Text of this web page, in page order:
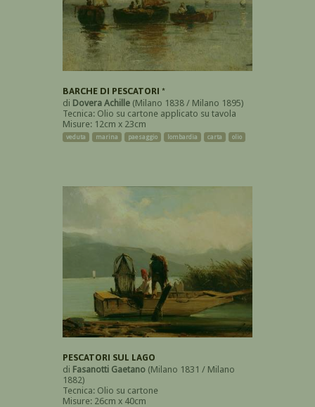
BARCHE DI PESCATORI *
di Dovera Achille (Milano 1838 / Milano 1895)
Tecnica: Olio su cartone applicato su tavola
Misure: 12cm x 23cm
veduta marina paesaggio lombardia carta olio
PESCATORI SUL LAGO
di Fasanotti Gaetano (Milano 1831 / Milano
1882)
Tecnica: Olio su cartone
Misure: 26cm x 40cm